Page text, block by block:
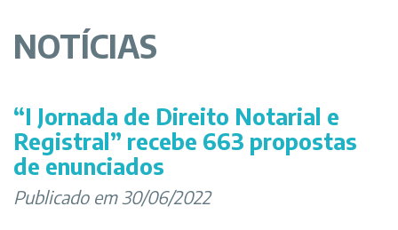
NOTÍCIAS
“I Jornada de Direito Notarial e
Registral” recebe 663 propostas
de enunciados
Publicado em 30/06/2022